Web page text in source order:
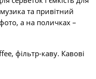
та привітний
а на поличках –
фільтр-каву. Кавові